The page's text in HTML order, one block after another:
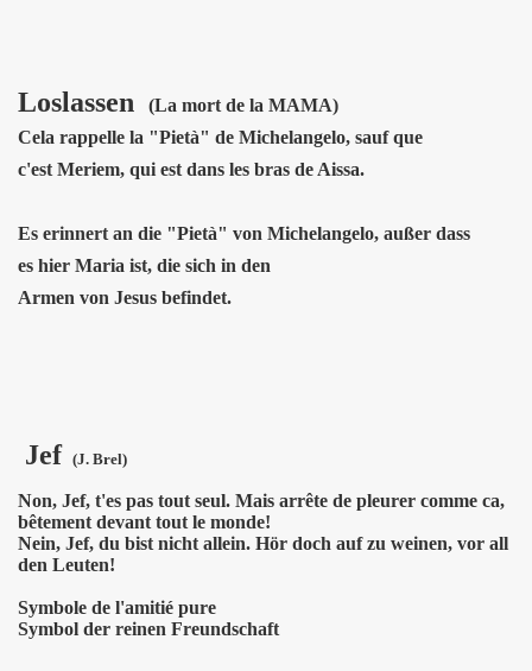
Loslassen
(La mort de la MAMA)
Cela rappelle la "Pietà" de Michelangelo, sauf que
c'est Meriem, qui est dans les bras de Aissa.
Es erinnert an die "Pietà" von Michelangelo, außer dass
es hier Maria ist, die sich in den
Armen von Jesus befindet.
Jef (J. Brel)
Non, Jef, t'es pas tout seul. Mais arrête de pleurer comme ca,
bêtement devant tout le monde!
Nein, Jef, du bist nicht allein. Hör doch auf zu weinen, vor all
den Leuten!
Symbole de l'amitié pure
Symbol der reinen Freundschaft